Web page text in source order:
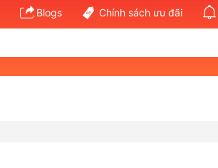
Blogs Chính sách ưu đãi